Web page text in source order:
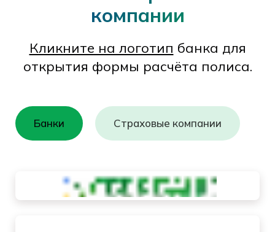
компании
Кликните на логотип банка для
открытия формы расчёта полиса.
Банки Страховые компании